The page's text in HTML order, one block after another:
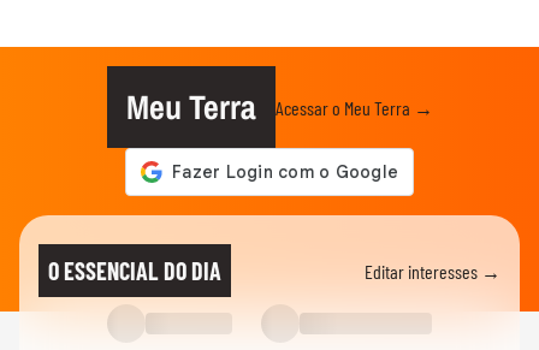
Meu Terra Acessar o Meu Terra →
O ESSENCIAL DO DIA Editar interesses →